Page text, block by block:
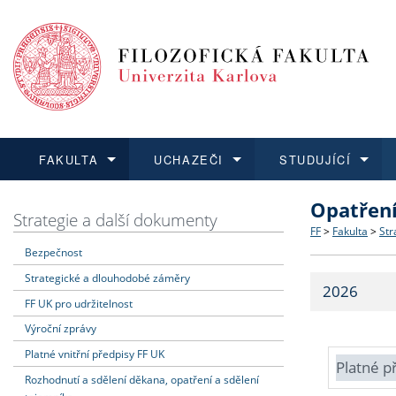
FAKULTA
Dozvědět se více
Struktura
Strategie
Fakultní
UCHAZEČI
Podat přihlášku
Co
Učitelské
STUDUJÍCÍ
Dozvědět se více
Dozvědět se více
O vědě a
Dozvědět se více
Aktuální
Strategie a další dokumenty
Bezpečnost
Strategické a dlouhodobé záměry
FF UK pro udržitelnost
Výroční zprávy
Platné vnitřní předpisy FF UK
Rozhodnutí a sdělení děkana, opatření a sdělení
FF > Fakulta >
2026
Platné